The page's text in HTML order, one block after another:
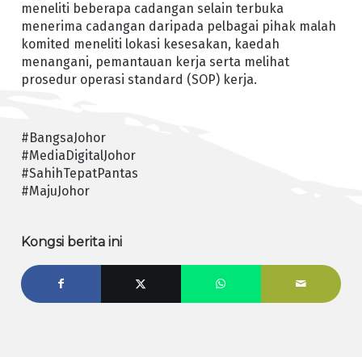
meneliti beberapa cadangan selain terbuka
menerima cadangan daripada pelbagai pihak malah
komited meneliti lokasi kesesakan, kaedah
menangani, pemantauan kerja serta melihat
prosedur operasi standard (SOP) kerja.
#BangsaJohor
#MediaDigitalJohor
#SahihTepatPantas
#MajuJohor
Kongsi berita ini